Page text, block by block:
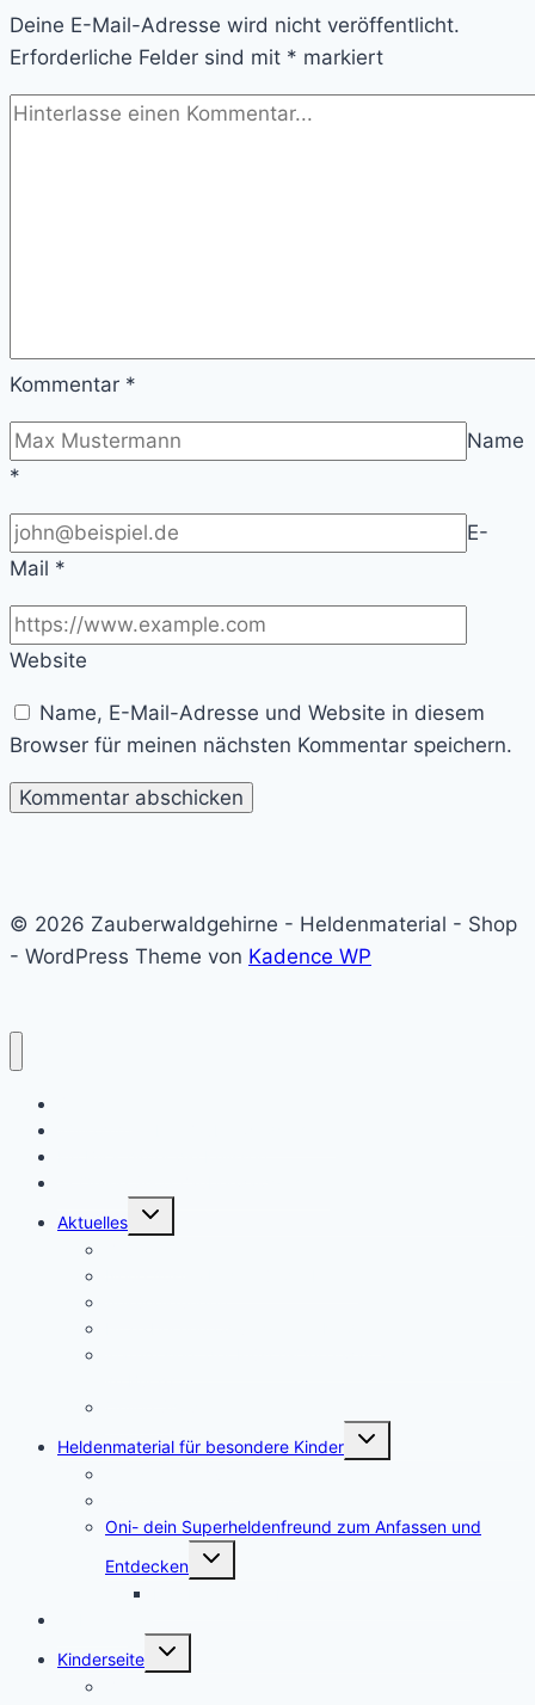
Deine E-Mail-Adresse wird nicht veröffentlicht.
Erforderliche Felder sind mit * markiert
Kommentar *
Name
*
E-
Mail *
Website
Name, E-Mail-Adresse und Website in diesem
Browser für meinen nächsten Kommentar speichern.
© 2026 Zauberwaldgehirne - Heldenmaterial - Shop
- WordPress Theme von Kadence WP
Aktuelles
Untermenü
Heldenmaterial für besondere Kinder
Untermenü
Oni- dein Superheldenfreund zum Anfassen und
Entdecken
Untermenü
Kinderseite
Untermenü